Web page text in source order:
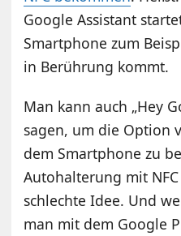
Google Assistant
Smartphone zum
in Berührung kommt.
Man kann auch „Hey
sagen, um die Option
dem Smartphone zu
Autohalterung mit
schlechte Idee. Und
man mit dem Google